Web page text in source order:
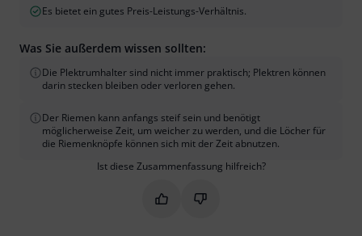
Es bietet ein gutes Preis-Leistungs-Verhältnis.
Was Sie außerdem wissen sollten:
Die Plektrumhalter sind nicht immer praktisch; Plektren können
darin stecken bleiben oder verloren gehen.
Der Riemen kann anfangs steif sein und benötigt
möglicherweise Zeit, um weicher zu werden, und die Löcher für
die Riemenknöpfe können sich mit der Zeit abnutzen.
Ist diese Zusammenfassung hilfreich?
Markieren Sie diese
Markieren Sie diese